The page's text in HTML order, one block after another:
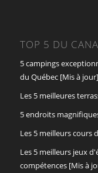
TOP 5 DU
5 campings
du Québec [Mis à jour]
Les 5 meilleures
5 endroits
Les 5 meilleurs cours
Les 5 meilleurs jeux
compétences [Mis à